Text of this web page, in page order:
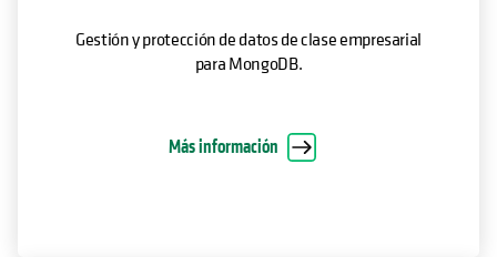
Gestión y protección de datos de clase empresarial
para MongoDB.
Más información